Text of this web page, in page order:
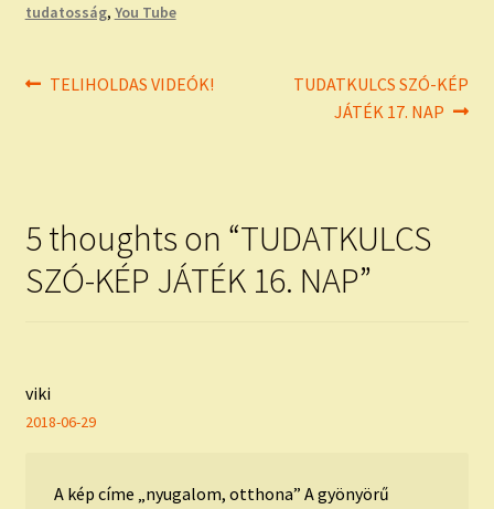
tudatosság, You Tube
Bejegyzés
Previous
TELIHOLDAS VIDEÓK!
Next
TUDATKULCS SZÓ-KÉP
JÁTÉK 17. NAP
5 thoughts on “TUDATKULCS
SZÓ-KÉP JÁTÉK 16. NAP”
viki
2018-06-29
A kép címe „nyugalom, otthona” A gyönyörű